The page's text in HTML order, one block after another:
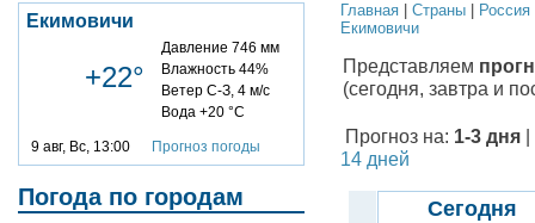
Екимовичи
+22°
Давление 746 мм
Влажность 44%
Ветер С-З, 4 м/с
Вода +20 °C
9 авг, Вс, 13:00 Прогноз погоды
Погода по городам
Главная Cтраны Россия
Екимовичи
Представляем
(сегодня, завтра и
Прогноз на: 1-3 дня
14 дней
Сегодня